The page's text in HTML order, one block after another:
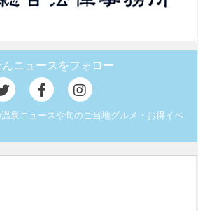
んニュースをフォロー
泉ニュースや旬のご当地グルメ・お得イベ